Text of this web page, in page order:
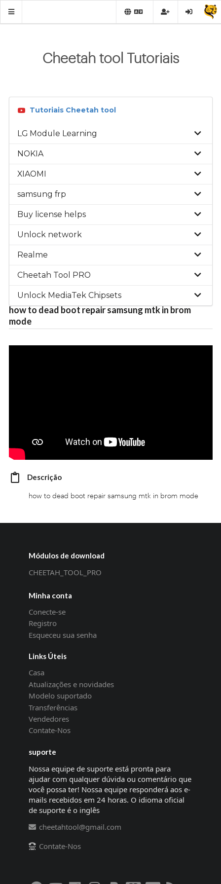
Cheetah tool Tutoriais
Tutoriais Cheetah tool
LG Module Learning
NOKIA
XIAOMI
samsung frp
Buy license helps
Unlock network
Realme
Cheetah Tool PRO
Unlock MediaTek Chipsets
how to dead boot repair samsung mtk in brom
mode
Descrição
how to dead boot repair samsung mtk in brom mode
Módulos de download
CHEETAH_TOOL_PRO
Minha conta
Conecte-se
Registro
Esqueceu sua senha
Links Úteis
Casa
Atualizações e novidades
Modelo suportado
Transferências
Vendedores
Contate-Nos
suporte
Nossa equipe de suporte está pronta para
ajudar com qualquer dúvida ou comentário que
você possa ter! Nossa equipe responderá aos e-
mails recebidos em 24 horas. O idioma oficial
de suporte é o inglês
cheetahtool@gmail.com
Contate-Nos